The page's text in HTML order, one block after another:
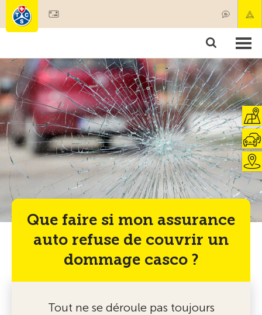
Membres & prestations
Tests, sécurité & santé
Que faire si mon assurance
auto refuse de couvrir un
dommage casco ?
Tout ne se déroule pas toujours